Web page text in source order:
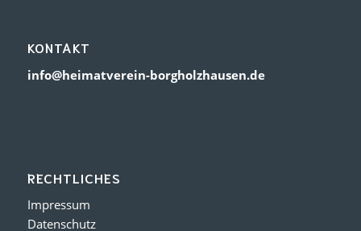
KONTAKT
info@heimatverein-borgholzhausen.de
RECHTLICHES
Impressum
Datenschutz